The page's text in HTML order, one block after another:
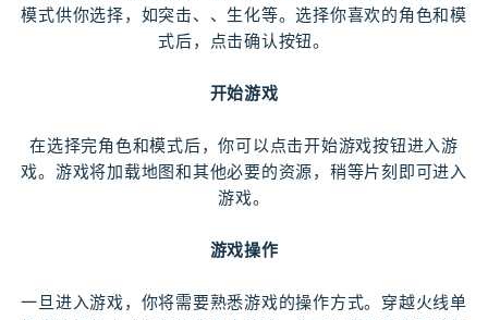
模式供你选择，如突击、、生化等。选择你喜欢的角色和模
式后，点击确认按钮。
开始游戏
在选择完角色和模式后，你可以点击开始游戏按钮进入游
戏。游戏将加载地图和其他必要的资源，稍等片刻即可进入
游戏。
游戏操作
一旦进入游戏，你将需要熟悉游戏的操作方式。穿越火线单